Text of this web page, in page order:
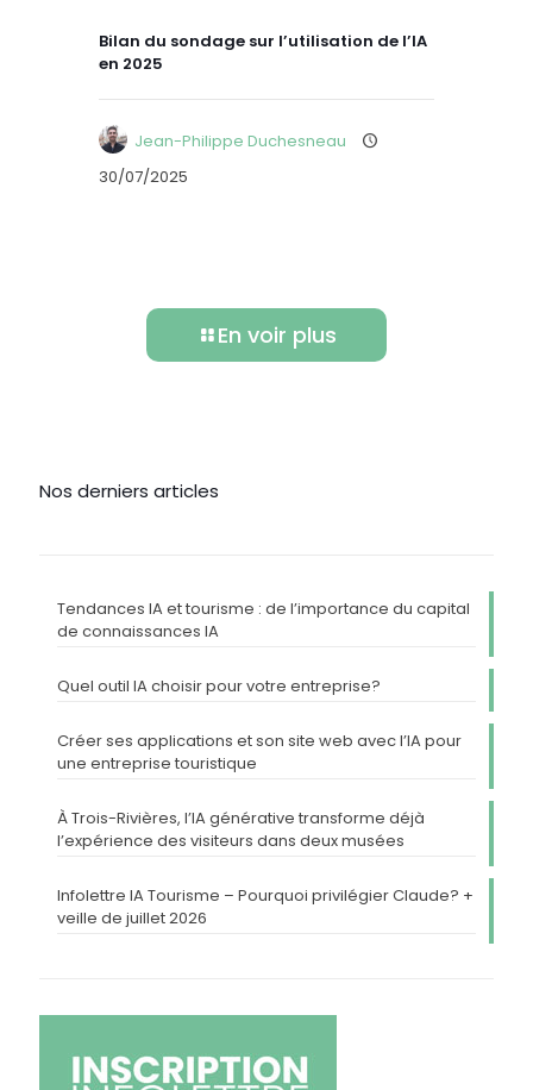
Bilan du sondage sur l’utilisation de l’IA
en 2025
Jean-Philippe Duchesneau
30/07/2025
En voir plus
Nos derniers articles
Tendances IA et tourisme : de l’importance du capital
de connaissances IA
Quel outil IA choisir pour votre entreprise?
Créer ses applications et son site web avec l’IA pour
une entreprise touristique
À Trois-Rivières, l’IA générative transforme déjà
l’expérience des visiteurs dans deux musées
Infolettre IA Tourisme – Pourquoi privilégier Claude? +
veille de juillet 2026